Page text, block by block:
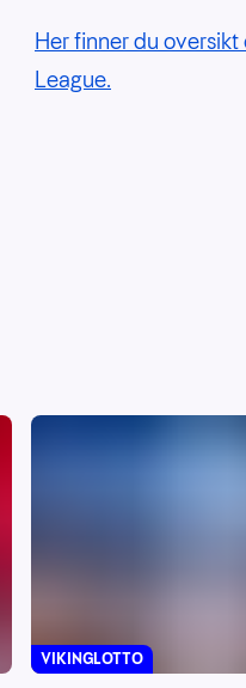
Her finner du
League.
VIKINGLOTTO